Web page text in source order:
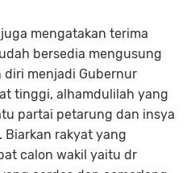
mengatakan terima
bersedia mengusung
menjadi Gubernur
tinggi, alhamdulilah yang
partai petarung dan insya
Biarkan rakyat yang
calon wakil yaitu dr